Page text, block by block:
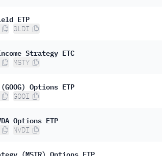
ETP
GLDI
Strategy ETC
MSTY
Options ETP
GOOI
Options ETP
NVDI
(MSTR) Options ETP